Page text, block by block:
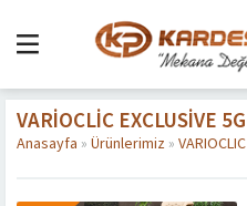
VARIOCLIC EXCLUSIVE 5G
Anasayfa » Ürünlerimiz » VARIOCLIC